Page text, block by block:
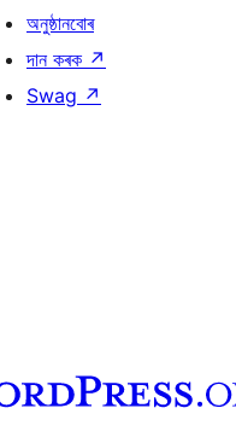
অনুষ্ঠানবোৰ
দান কৰক ↗
Swag ↗